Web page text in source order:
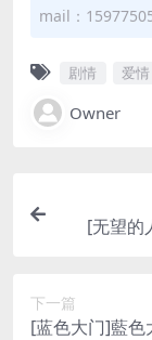
mail：
剧情 爱情
Owner
[无望的
下一篇
[蓝色大门]藍色